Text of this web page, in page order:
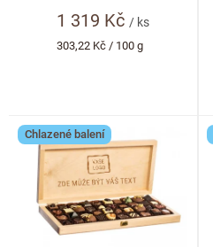
1 319 Kč/ ks
Měrná
303,22 Kč / 100 g
Chlazené balení